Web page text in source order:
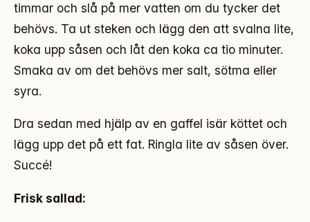
timmar och slå på mer vatten om du tycker det
behövs. Ta ut steken och lägg den att svalna lite,
koka upp såsen och låt den koka ca tio minuter.
Smaka av om det behövs mer salt, sötma eller
syra.
Dra sedan med hjälp av en gaffel isär köttet och
lägg upp det på ett fat. Ringla lite av såsen över.
Succé!
Frisk sallad: